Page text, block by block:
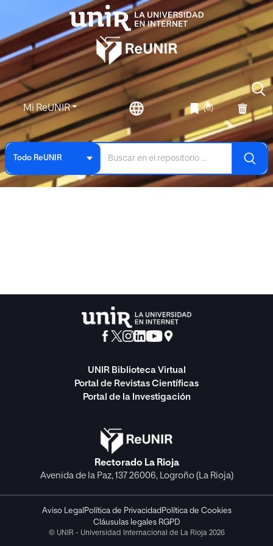
Mi ReUNIR (0)
Todo ReUNIR
UNIR Biblioteca Virtual
Portal de Revistas Científicas
Portal de la Investigación
Rectorado La Rioja
Avenida de la Paz, 137 26006, Logroño (La Rioja)
Aviso Legal Política de Privacidad Política de Cookies
Cláusulas legales RGPD
© UNIR - Universidad Internacional de La Rioja 2026